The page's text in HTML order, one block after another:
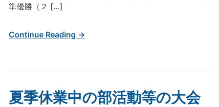
準優勝（２ […]
Continue Reading →
夏季休業中の部活動等の大会